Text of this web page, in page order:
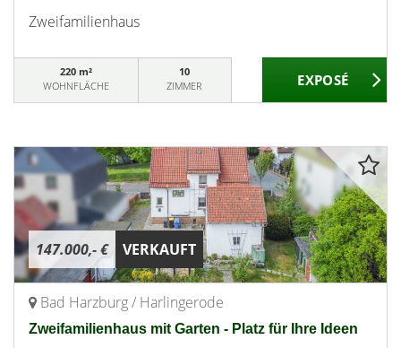
Zweifamilienhaus
220 m²
WOHNFLÄCHE
10
ZIMMER
147.000,- € VERKAUFT
Bad Harzburg / Harlingerode
Zweifamilienhaus mit Garten - Platz für Ihre Ideen